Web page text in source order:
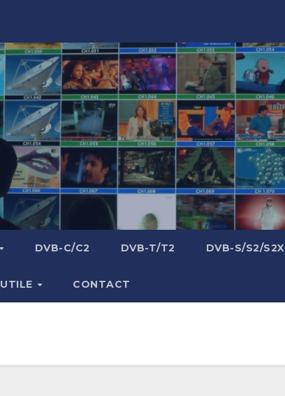
DVB-C/C2 DVB-T/T2 DVB-S/S2/S2X
UTILE CONTACT